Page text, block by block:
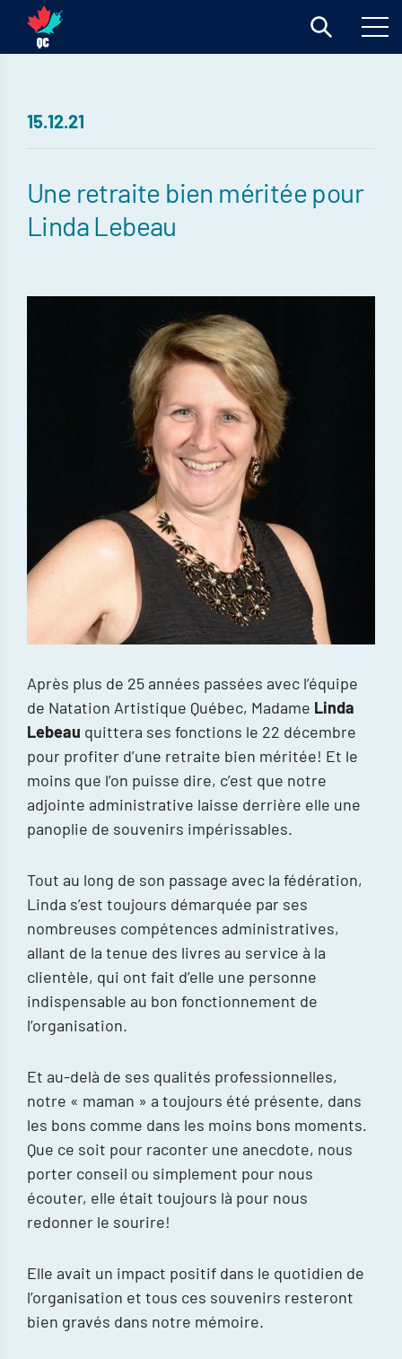
15.12.21
Une retraite bien méritée pour
Linda Lebeau
Après plus de 25 années passées avec l’équipe
de Natation Artistique Québec, Madame Linda
Lebeau quittera ses fonctions le 22 décembre
pour profiter d’une retraite bien méritée! Et le
moins que l’on puisse dire, c’est que notre
adjointe administrative laisse derrière elle une
panoplie de souvenirs impérissables.
Tout au long de son passage avec la fédération,
Linda s’est toujours démarquée par ses
nombreuses compétences administratives,
allant de la tenue des livres au service à la
clientèle, qui ont fait d’elle une personne
indispensable au bon fonctionnement de
l’organisation.
Et au-delà de ses qualités professionnelles,
notre « maman » a toujours été présente, dans
les bons comme dans les moins bons moments.
Que ce soit pour raconter une anecdote, nous
porter conseil ou simplement pour nous
écouter, elle était toujours là pour nous
redonner le sourire!
Elle avait un impact positif dans le quotidien de
l’organisation et tous ces souvenirs resteront
bien gravés dans notre mémoire.